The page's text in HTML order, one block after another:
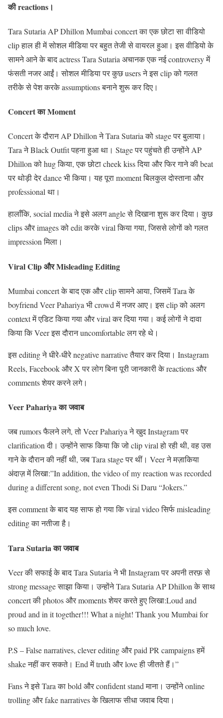
की reactions।
Tara Sutaria AP Dhillon Mumbai concert का एक छोटा सा वीडियो
clip हाल ही में सोशल मीडिया पर बहुत तेजी से वायरल हुआ। इस वीडियो के
सामने आने के बाद actress Tara Sutaria अचानक एक नई controversy में
फंसती नजर आईं। सोशल मीडिया पर कुछ users ने इस clip को गलत
तरीके से पेश करके assumptions बनाने शुरू कर दिए।
Concert का Moment
Concert के दौरान AP Dhillon ने Tara Sutaria को stage पर बुलाया।
Tara ने Black Outfit पहना हुआ था। Stage पर पहुंचते ही उन्होंने AP
Dhillon को hug किया, एक छोटा cheek kiss दिया और फिर गाने की beat
पर थोड़ी देर dance भी किया। यह पूरा moment बिलकुल दोस्ताना और
professional था।
हालाँकि, social media ने इसे अलग angle से दिखाना शुरू कर दिया। कुछ
clips और images को edit करके viral किया गया, जिससे लोगों को गलत
impression मिला।
Viral Clip और Misleading Editing
Mumbai concert के बाद एक और clip सामने आया, जिसमें Tara के
boyfriend Veer Pahariya भी crowd में नजर आए। इस clip को अलग
context में एडिट किया गया और viral कर दिया गया। कई लोगों ने दावा
किया कि Veer इस दौरान uncomfortable लग रहे थे।
इस editing ने धीरे-धीरे negative narrative तैयार कर दिया। Instagram
Reels, Facebook और X पर लोग बिना पूरी जानकारी के reactions और
comments शेयर करने लगे।
Veer Pahariya का जवाब
जब rumors फैलने लगे, तो Veer Pahariya ने खुद Instagram पर
clarification दी। उन्होंने साफ किया कि जो clip viral हो रही थी, वह उस
गाने के दौरान की नहीं थी, जब Tara stage पर थीं। Veer ने मज़ाकिया
अंदाज़ में लिखा:”In addition, the video of my reaction was recorded
during a different song, not even Thodi Si Daru “Jokers.”
इस comment के बाद यह साफ हो गया कि viral video सिर्फ misleading
editing का नतीजा है।
Tara Sutaria का जवाब
Veer की सफाई के बाद Tara Sutaria ने भी Instagram पर अपनी तरफ़ से
strong message साझा किया। उन्होंने Tara Sutaria AP Dhillon के साथ
concert की photos और moments शेयर करते हुए लिखा:Loud and
proud and in it together!!! What a night! Thank you Mumbai for
so much love.
P.S – False narratives, clever editing और paid PR campaigns हमें
shake नहीं कर सकते। End में truth और love ही जीतते हैं।”
Fans ने इसे Tara का bold और confident stand माना। उन्होंने online
trolling और fake narratives के खिलाफ सीधा जवाब दिया।